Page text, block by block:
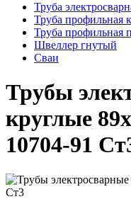
Труба
Труба профильная
Труба профильная
Швеллер гнутый
Сваи
Трубы
круглые
10704-91